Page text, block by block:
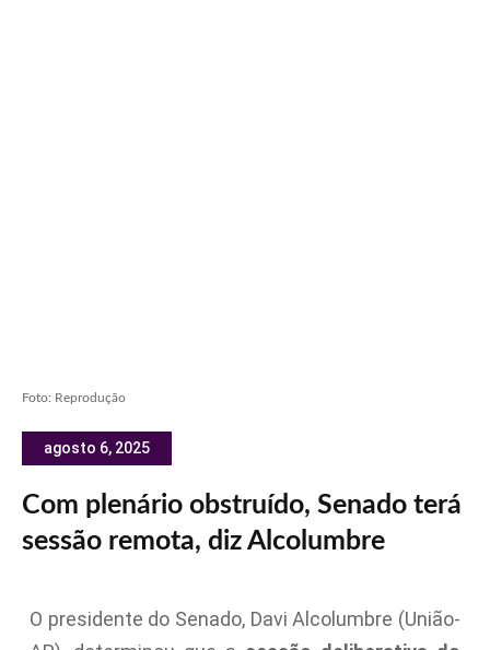
Foto: Reprodução
agosto 6, 2025
Com plenário obstruído, Senado terá
sessão remota, diz Alcolumbre
O presidente do Senado, Davi Alcolumbre (União-